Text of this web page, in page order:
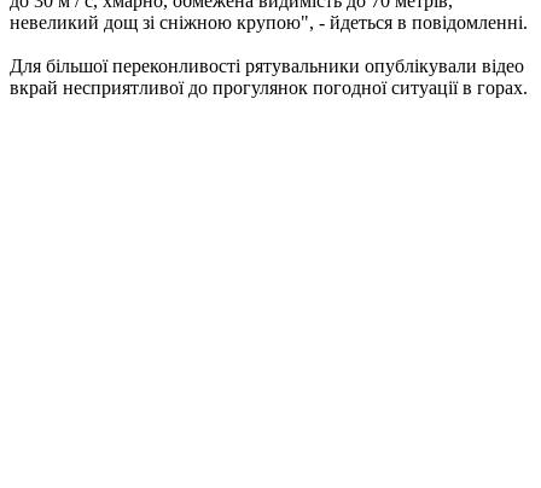
невеликий дощ зі сніжною крупою", - йдеться в повідомленні.
Для більшої переконливості рятувальники опублікували відео
вкрай несприятливої до прогулянок погодної ситуації в горах.